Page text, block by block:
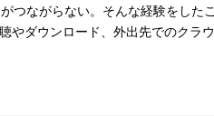
つながらない。そんな経験をした
やダウンロード、外出先でのクラ